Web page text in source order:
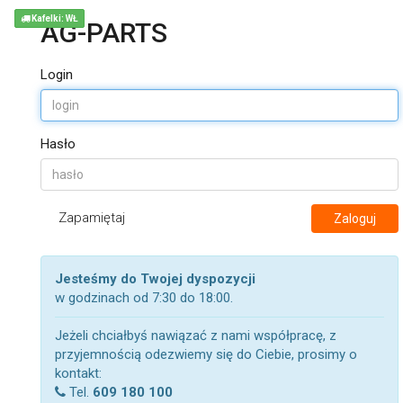
AG-PARTS
Login
Hasło
Zapamiętaj Zaloguj
Jesteśmy do Twojej dyspozycji
w godzinach od 7:30 do 18:00.
Jeżeli chciałbyś nawiązać z nami współpracę, z
przyjemnością odezwiemy się do Ciebie, prosimy o
kontakt:
Tel. 609 180 100
Kafelki: WŁ